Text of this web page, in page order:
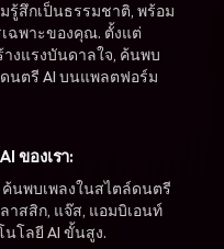
รู้สึกเป็นธรรมชาติ, พร้อม
ฉพาะของคุณ. ตั้งแต่
งแรงบันดาลใจ, ค้นพบ
นตรี AI บนแพลตฟอร์ม
ของเรา:
ค้นพบเพลงในสไตล์ดนตรี
าสสิก, แจ๊ส, แอมบิเอนท์
โลยี AI ขั้นสูง.